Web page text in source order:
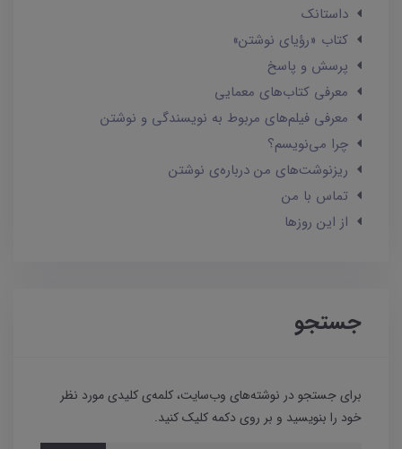
داستانک‌
کتاب «رؤیای نوشتن»
پرسش و پاسخ
معرفی کتاب‌های معمایی
معرفی فیلم‌های مربوط به نویسندگی و نوشتن
چرا می‌نویسم؟
ریزنوشت‌های من درباره‌ی نوشتن
تماس با من
از این روزها
جستجو
برای جستجو در نوشته‌های وب‌سایت، کلمه‌ی کلیدی مورد نظر
خود را بنویسید و بر روی دکمه کلیک کنید.